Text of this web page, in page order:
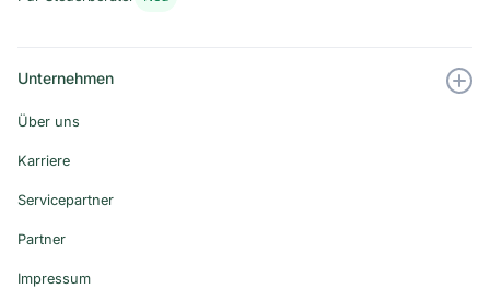
Unternehmen
Über uns
Karriere
Servicepartner
Partner
Impressum